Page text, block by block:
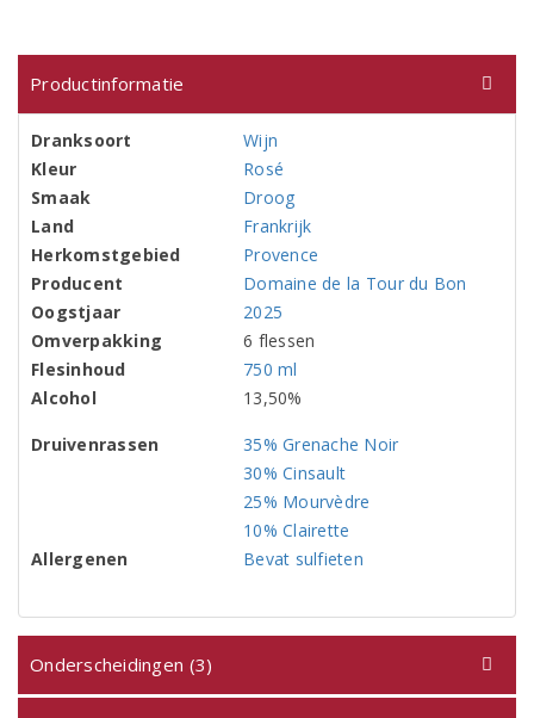
Productinformatie
Dranksoort
Wijn
Kleur
Rosé
Smaak
Droog
Land
Frankrijk
Herkomstgebied
Provence
Producent
Domaine de la Tour du Bon
Oogstjaar
2025
Omverpakking
6 flessen
Flesinhoud
750 ml
Alcohol
13,50%
Druivenrassen
35% Grenache Noir
30% Cinsault
25% Mourvèdre
10% Clairette
Allergenen
Bevat sulfieten
Onderscheidingen (3)